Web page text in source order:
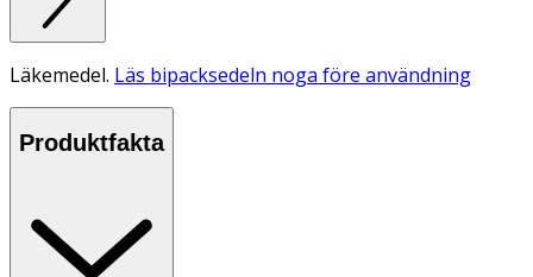
Läkemedel. Läs bipacksedeln noga före användning
Produktfakta